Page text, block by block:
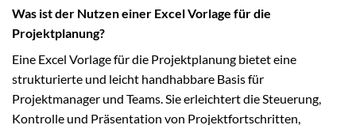
Was ist der Nutzen einer Excel Vorlage für die
Projektplanung?
Eine Excel Vorlage für die Projektplanung bietet eine
strukturierte und leicht handhabbare Basis für
Projektmanager und Teams. Sie erleichtert die Steuerung,
Kontrolle und Präsentation von Projektfortschritten,